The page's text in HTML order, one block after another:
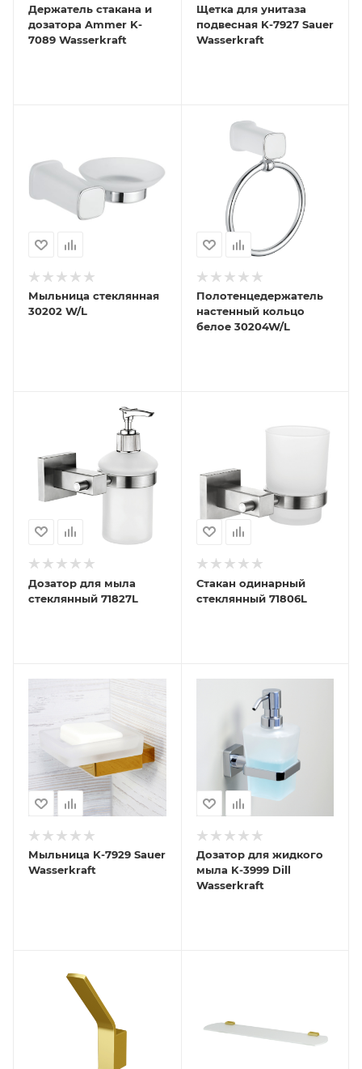
Держатель стакана и
дозатора Ammer K-
7089 Wasserkraft
Щетка для унитаза
подвесная K-7927 Sauer
Wasserkraft
Мыльница стеклянная
30202 W/L
Полотенцедержатель
настенный кольцо
белое 30204W/L
Дозатор для мыла
стеклянный 71827L
Стакан одинарный
стеклянный 71806L
Мыльница K-7929 Sauer
Wasserkraft
Дозатор для жидкого
мыла K-3999 Dill
Wasserkraft